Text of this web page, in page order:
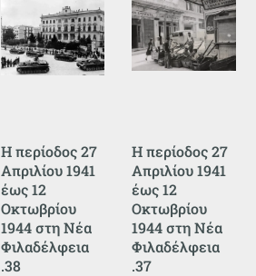
Η περίοδος 27
Απριλίου 1941
έως 12
Οκτωβρίου
1944 στη Νέα
Φιλαδέλφεια
.38
Η περίοδος 27
Απριλίου 1941
έως 12
Οκτωβρίου
1944 στη Νέα
Φιλαδέλφεια
.37